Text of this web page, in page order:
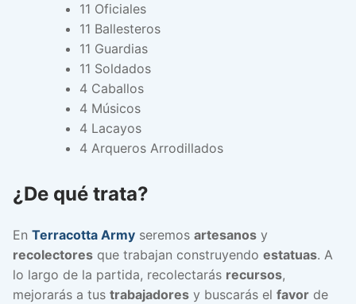
11 Oficiales
11 Ballesteros
11 Guardias
11 Soldados
4 Caballos
4 Músicos
4 Lacayos
4 Arqueros Arrodillados
¿De qué trata?
En Terracotta Army seremos artesanos y
recolectores que trabajan construyendo estatuas. A
lo largo de la partida, recolectarás recursos,
mejorarás a tus trabajadores y buscarás el favor de